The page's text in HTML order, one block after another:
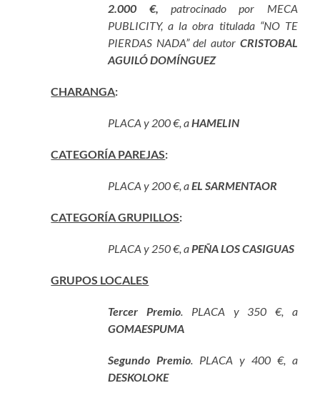
2.000 €,
patrocinado por MECA
PUBLICITY, a la obra titulada “NO TE
PIERDAS NADA” del autor CRISTOBAL
AGUILÓ DOMÍNGUEZ
CHARANGA:
PLACA y 200 €, a HAMELIN
CATEGORÍA PAREJAS:
PLACA y 200 €, a EL SARMENTAOR
CATEGORÍA GRUPILLOS:
PLACA y 250 €, a PEÑA LOS CASIGUAS
GRUPOS LOCALES
Tercer Premio . PLACA y 350 €, a
GOMAESPUMA
Segundo Premio . PLACA y 400 €, a
DESKOLOKE